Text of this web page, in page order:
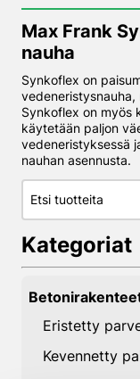
Max Frank
nauha
Synkoflex on
vedeneristysnauha,
Synkoflex on myös
käytetään paljon
vedeneristyksessä
nauhan asennusta.
Kategoriat
Eristetty
Kevennetty